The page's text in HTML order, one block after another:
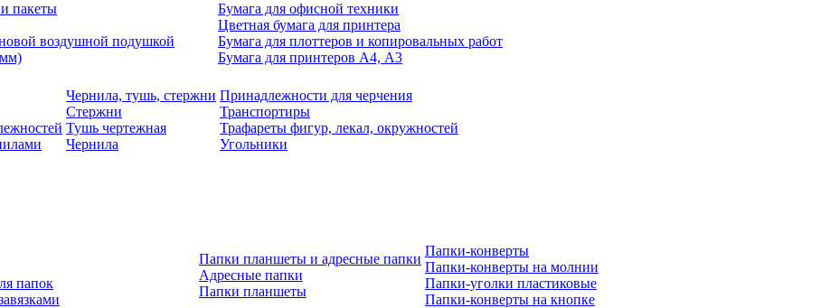
пакеты
воздушной подушкой
Бумага для офисной техники
Цветная бумага для принтера
Бумага для плоттеров и копировальных работ
Бумага для принтеров А4, А3
Чернила, тушь, стержни
Стержни
Тушь чертежная
Чернила
Принадлежности для черчения
Транспортиры
Трафареты фигур, лекал, окружностей
Угольники
папок
Папки планшеты и адресные папки
Адресные папки
Папки планшеты
Папки-конверты
Папки-конверты на молнии
Папки-уголки пластиковые
Папки-конверты на кнопке